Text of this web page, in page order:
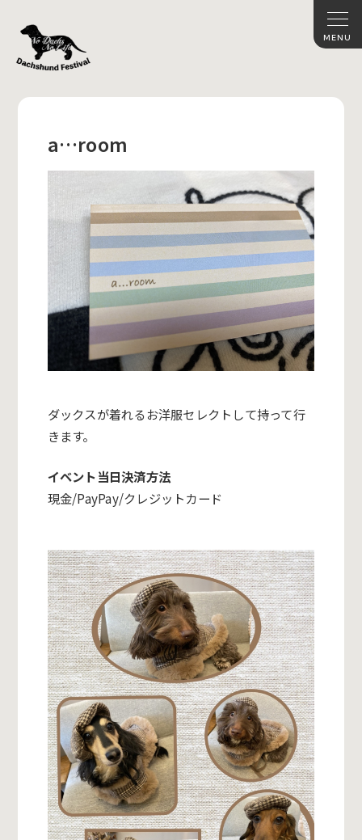
a…room
ダックスが着れるお洋服セレクトして持って行
きます。
イベント当日決済方法
現金/PayPay/クレジットカード